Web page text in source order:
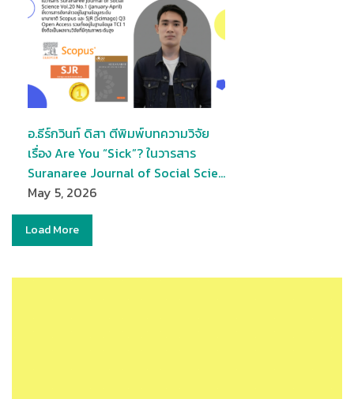
อ.ธีร์กวินท์ ดิสา ตีพิมพ์บทความวิจัย
เรื่อง Are You “Sick”? ในวารสาร
Suranaree Journal of Social Scie…
May 5, 2026